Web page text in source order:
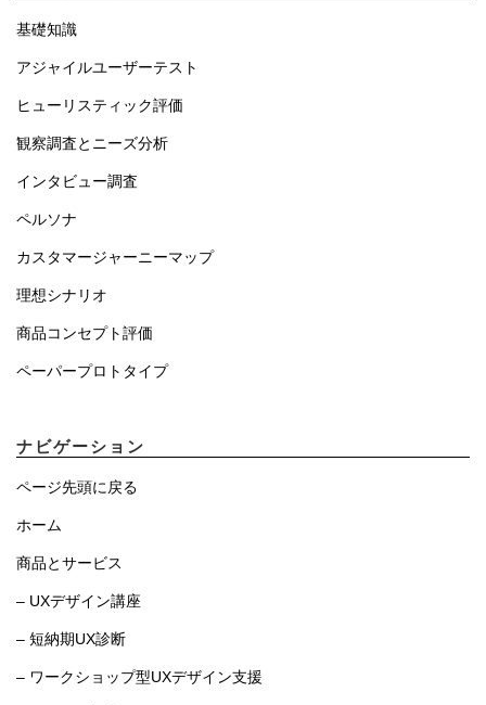
基礎知識
アジャイルユーザーテスト
ヒューリスティック評価
観察調査とニーズ分析
インタビュー調査
ペルソナ
カスタマージャーニーマップ
理想シナリオ
商品コンセプト評価
ペーパープロトタイプ
ナビゲーション
ページ先頭に戻る
ホーム
商品とサービス
– UXデザイン講座
– 短納期UX診断
– ワークショップ型UXデザイン支援